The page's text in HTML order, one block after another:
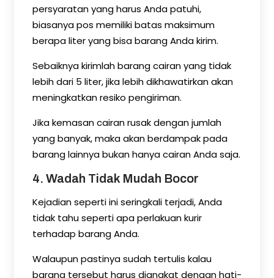
persyaratan yang harus Anda patuhi,
biasanya pos memiliki batas maksimum
berapa liter yang bisa barang Anda kirim.
Sebaiknya kirimlah barang cairan yang tidak
lebih dari 5 liter, jika lebih dikhawatirkan akan
meningkatkan resiko pengiriman.
Jika kemasan cairan rusak dengan jumlah
yang banyak, maka akan berdampak pada
barang lainnya bukan hanya cairan Anda saja.
4. Wadah Tidak Mudah Bocor
Kejadian seperti ini seringkali terjadi, Anda
tidak tahu seperti apa perlakuan kurir
terhadap barang Anda.
Walaupun pastinya sudah tertulis kalau
barang tersebut harus diangkat dengan hati-